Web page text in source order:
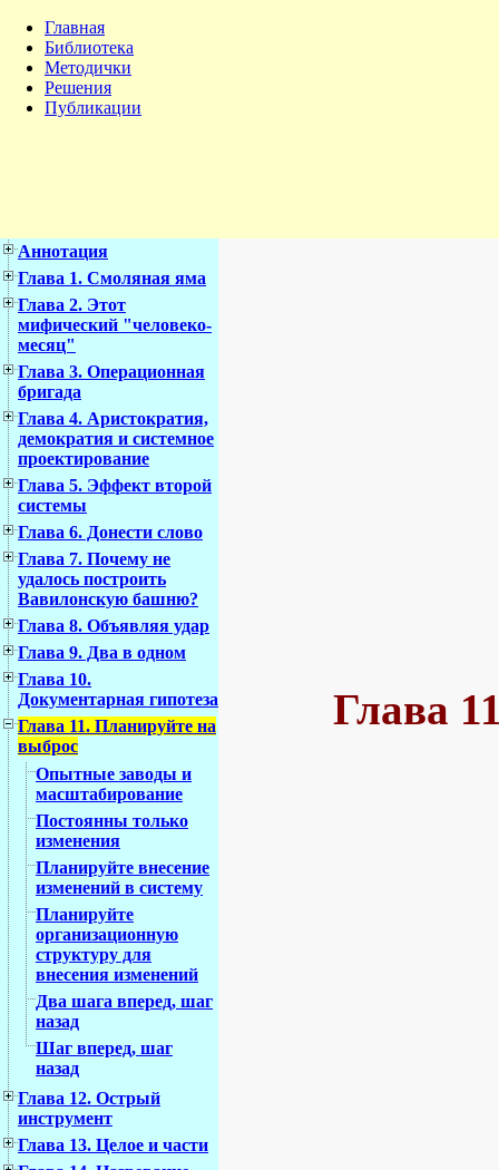
Главная
Библиотека
Методички
Решения
Публикации
Аннотация
Глава 1. Смоляная яма
Глава 2. Этот
мифический "человеко-
месяц"
Глава 3. Операционная
бригада
Глава 4. Аристократия,
демократия и системное
проектирование
Глава 5. Эффект второй
системы
Глава 6. Донести слово
Глава 7. Почему не
удалось построить
Вавилонскую башню?
Глава 8. Объявляя удар
Глава 9. Два в одном
Глава 10.
Документарная гипотеза
Глава 11. Планируйте на
выброс
Опытные заводы и
масштабирование
Постоянны только
изменения
Планируйте внесение
изменений в систему
Планируйте
организационную
структуру для
внесения изменений
Два шага вперед, шаг
назад
Шаг вперед, шаг
назад
Глава 12. Острый
инструмент
Глава 13. Целое и части
Глава